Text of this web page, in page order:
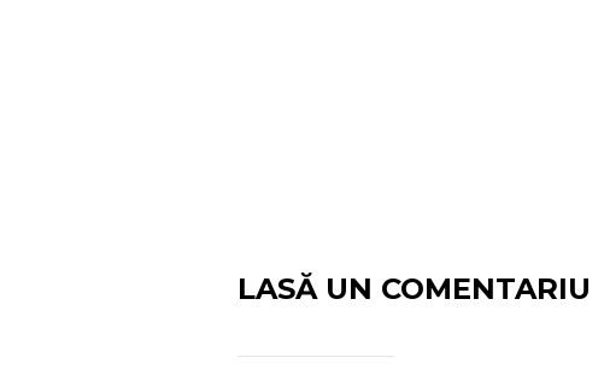
LASĂ UN COMENTARIU